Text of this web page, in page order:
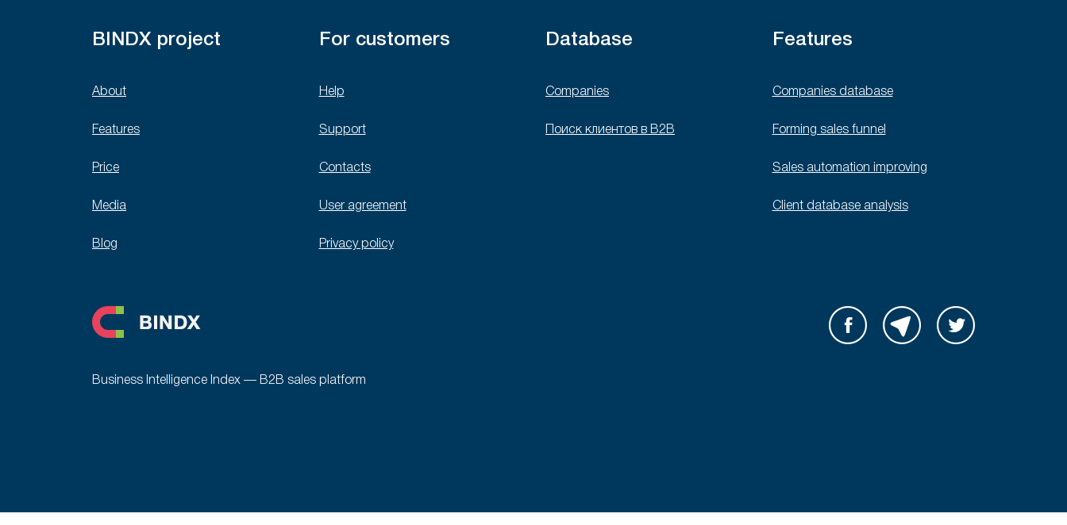
BINDX project
About
Features
Price
Media
Blog
For customers
Help
Support
Contacts
User agreement
Privacy policy
Database
Companies
Поиск клиентов в B2B
Features
Companies database
Forming sales funnel
Sales automation improving
Client database analysis
Business Intelligence Index — B2B sales platform